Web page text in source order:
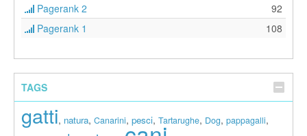
Pagerank 2
92
Pagerank 1
108
TAGS
gatti, natura, Canarini, pesci, Tartarughe, Dog, pappagalli,